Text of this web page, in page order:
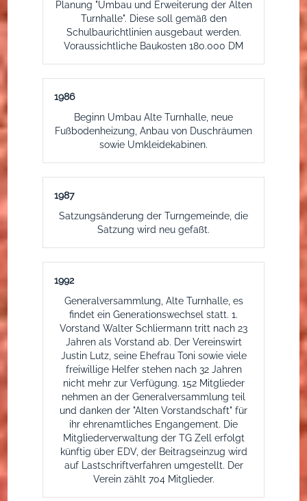
Planung "Umbau und Erweiterung der Alten
Turnhalle". Diese soll gemäß den
Schulbaurichtlinien ausgebaut werden.
Voraussichtliche Baukosten 180.000 DM
1986
Beginn Umbau Alte Turnhalle, neue
Fußbodenheizung, Anbau von Duschräumen
sowie Umkleidekabinen.
1987
Satzungsänderung der Turngemeinde, die
Satzung wird neu gefaßt.
1992
Generalversammlung, Alte Turnhalle, es
findet ein Generationswechsel statt. 1.
Vorstand Walter Schliermann tritt nach 23
Jahren als Vorstand ab. Der Vereinswirt
Justin Lutz, seine Ehefrau Toni sowie viele
freiwillige Helfer stehen nach 32 Jahren
nicht mehr zur Verfügung. 152 Mitglieder
nehmen an der Generalversammlung teil
und danken der "Alten Vorstandschaft" für
ihr ehrenamtliches Engangement. Die
Mitgliederverwaltung der TG Zell erfolgt
künftig über EDV, der Beitragseinzug wird
auf Lastschriftverfahren umgestellt. Der
Verein zählt 704 Mitglieder.